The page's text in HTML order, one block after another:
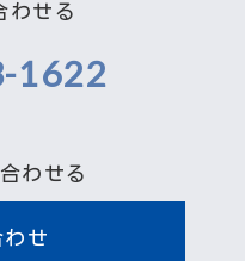
わせる
1622
わせる
せ